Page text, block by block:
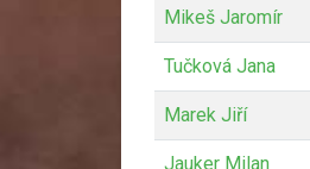
Mikeš Jaromír
Tučková Jana
Marek Jiří
Jauker Milan